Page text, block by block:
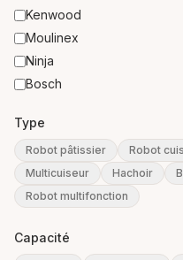
Kenwood
Moulinex
Ninja
Bosch
Type
Robot pâtissier Robot
Multicuiseur
Hachoir
Robot multifonction
Capacité